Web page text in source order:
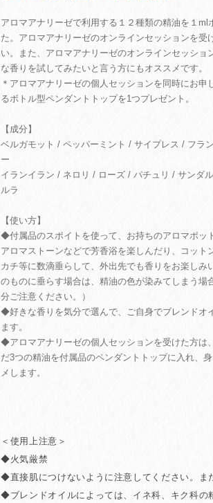
アロマアナリーゼで利用する１２種類の精油を１ml
た。アロマアナリーゼのオンラインセッションを受
い。また、アロマアナリーゼのオンラインセッショ
な香りを試してみたいと言う方にもオススメです。
＊アロマアナリーゼの個人セッションを同時にお申
るボトル型ペンダントトップを1つプレゼント。
【成分】
ベルガモット / ペッパーミント / サイプレス / フラ
ー
イランイラン / ネロリ / ローズ / パチュリ / サンダ
ルラ
【使い方】
◆付属品のスポイトを使って、お持ちのアロマポッ
アロマストーンなどで芳香浴を楽しんだり、コット
カチ等に数滴垂らして、外出先でも香りをお楽しみ
のものに垂らす場合は、精油の色が染みてしまう場
分ご注意ください。）
◆好きな香りを気分で選んで、ご自身でブレンドオ
ます。
◆アロマアナリーゼの個人セッションを受けた方は
だ3つの精油を付属品のペンダントトップに入れ、
メします。
＜使用上注意＞
◆火気厳禁
◆直接肌につけないように注意してください。ま
◆ブレンドオイルによっては、イネ科、キク科の